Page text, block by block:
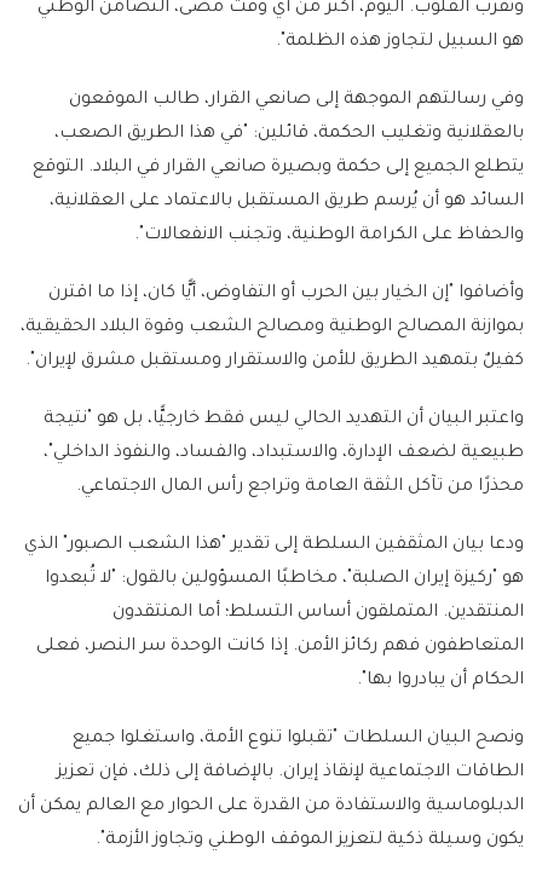
ونقرب القلوب. اليوم، أكثر من أي وقت مضى، التضامن الوطني
هو السبيل لتجاوز هذه الظلمة".
وفي رسالتهم الموجهة إلى صانعي القرار، طالب الموقعون
بالعقلانية وتغليب الحكمة، قائلين: "في هذا الطريق الصعب،
يتطلع الجميع إلى حكمة وبصيرة صانعي القرار في البلاد. التوقع
السائد هو أن يُرسم طريق المستقبل بالاعتماد على العقلانية،
والحفاظ على الكرامة الوطنية، وتجنب الانفعالات".
وأضافوا "إن الخيار بين الحرب أو التفاوض، أيًّا كان، إذا ما اقترن
بموازنة المصالح الوطنية ومصالح الشعب وقوة البلاد الحقيقية،
كفيلٌ بتمهيد الطريق للأمن والاستقرار ومستقبل مشرق لإيران".
واعتبر البيان أن التهديد الحالي ليس فقط خارجيًّا، بل هو "نتيجة
طبيعية لضعف الإدارة، والاستبداد، والفساد، والنفوذ الداخلي"،
محذرًا من تآكل الثقة العامة وتراجع رأس المال الاجتماعي.
ودعا بيان المثقفين السلطة إلى تقدير "هذا الشعب الصبور" الذي
هو "ركيزة إيران الصلبة"، مخاطبًا المسؤولين بالقول: "لا تُبعدوا
المنتقدين. المتملقون أساس التسلط؛ أما المنتقدون
المتعاطفون فهم ركائز الأمن. إذا كانت الوحدة سر النصر، فعلى
الحكام أن يبادروا بها".
ونصح البيان السلطات "تقبلوا تنوع الأمة، واستغلوا جميع
الطاقات الاجتماعية لإنقاذ إيران. بالإضافة إلى ذلك، فإن تعزيز
الدبلوماسية والاستفادة من القدرة على الحوار مع العالم يمكن أن
يكون وسيلة ذكية لتعزيز الموقف الوطني وتجاوز الأزمة".